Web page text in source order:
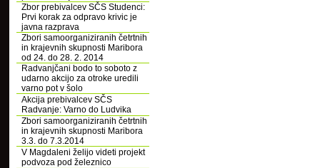
Zbor prebivalcev SČS Studenci:
Prvi korak za odpravo krivic je
javna razprava
Zbori samoorganiziranih četrtnih
in krajevnih skupnosti Maribora
od 24. do 28. 2. 2014
Radvanjčani bodo to soboto z
udarno akcijo za otroke uredili
varno pot v šolo
Akcija prebivalcev SČS
Radvanje: Varno do Ludvika
Zbori samoorganiziranih četrtnih
in krajevnih skupnosti Maribora
3.3. do 7.3.2014
V Magdaleni želijo videti projekt
podvoza pod železnico